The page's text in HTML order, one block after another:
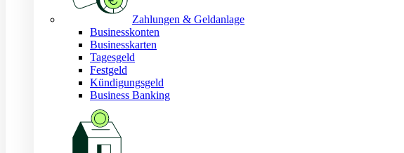
Zahlungen & Geldanlage
Businesskonten
Businesskarten
Tagesgeld
Festgeld
Kündigungsgeld
Business Banking